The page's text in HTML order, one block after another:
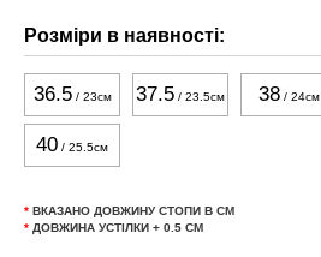
Розміри в наявності:
36.5/ 23см 37.5 / 23.5см 38/ 24см
40 / 25.5см
* ВКАЗАНО ДОВЖИНУ СТОПИ В СМ
* ДОВЖИНА УСТІЛКИ + 0.5 СМ